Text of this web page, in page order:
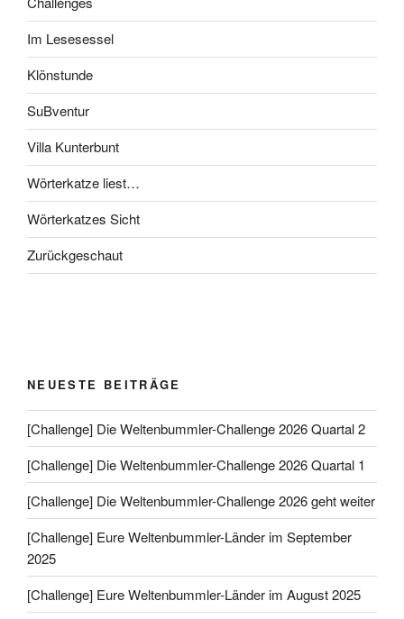
Im Lesesessel
Klönstunde
SuBventur
Villa Kunterbunt
Wörterkatze liest…
Wörterkatzes Sicht
Zurückgeschaut
NEUESTE BEITRÄGE
[Challenge] Die Weltenbummler-Challenge 2026 Quartal 2
[Challenge] Die Weltenbummler-Challenge 2026 Quartal 1
[Challenge] Die Weltenbummler-Challenge 2026 geht weiter
[Challenge] Eure Weltenbummler-Länder im September
2025
[Challenge] Eure Weltenbummler-Länder im August 2025